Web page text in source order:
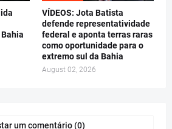
VÍDEOS: Jota Batista
defende representatividade
federal e aponta terras raras
como oportunidade para o
extremo sul da Bahia
August 02, 2026
um comentário (0)